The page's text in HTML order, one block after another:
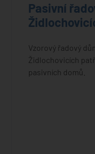
Pasivní
Vzorový řadový
Židlochovicích
pasivních domů.